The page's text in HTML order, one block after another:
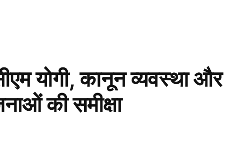
योगी, कानून व्यवस्था और
की समीक्षा